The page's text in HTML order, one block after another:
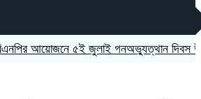
আয়োজনে ৫ই জুলাই গনঅভ্যুত্থান দিবস